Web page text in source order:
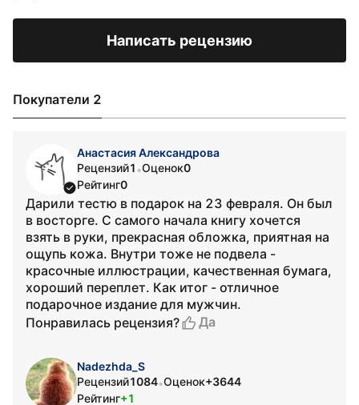
Написать рецензию
Покупатели 2
Анастасия Александрова
Рецензий1 •Оценок0
Рейтинг0
Дарили тестю в подарок на 23 февраля. Он был
в восторге. С самого начала книгу хочется
взять в руки, прекрасная обложка, приятная на
ощупь кожа. Внутри тоже не подвела -
красочные иллюстрации, качественная бумага,
хороший переплет. Как итог - отличное
подарочное издание для мужчин.
Понравилась рецензия?
Да
Nadezhda_S
Рецензий1084•Оценок+3644
Рейтинг+1